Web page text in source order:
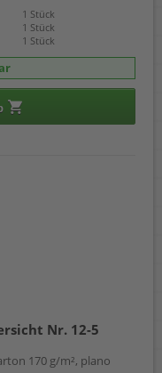
1 Stück
1 Stück
1 Stück
Nr. 12-5
170 g/m², plano